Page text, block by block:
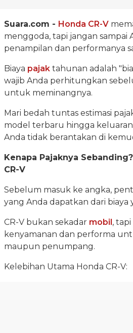
Suara.com - Honda CR-V
menggoda, tapi jangan sampai
penampilan dan performanya
Biaya pajak tahunan adalah
wajib Anda perhitungkan
untuk meminangnya.
Mari bedah tuntas estimasi
model terbaru hingga
Anda tidak berantakan di
Kenapa Pajaknya
CR-V
Sebelum masuk ke angka,
yang Anda dapatkan dari biaya
CR-V bukan sekadar mobil,
kenyamanan dan performa
maupun penumpang.
Kelebihan Utama Honda CR-V: